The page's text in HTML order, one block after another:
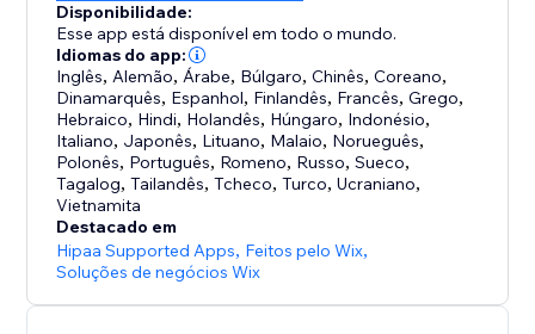
Disponibilidade:
Esse app está disponível em todo o mundo.
Idiomas do app:
Inglês, Alemão, Árabe, Búlgaro,Chinês,Coreano,
Dinamarquês, Espanhol, Finlandês, Francês,Grego,
Hebraico, Hindi, Holandês, Húngaro, Indonésio,
Italiano, Japonês, Lituano, Malaio, Norueguês,
Polonês, Português, Romeno, Russo,Sueco,
Tagalog,Tailandês,Tcheco,Turco,Ucraniano,
Vietnamita
Destacado em
Hipaa Supported Apps, Feitos pelo Wix,
Soluções de negócios Wix